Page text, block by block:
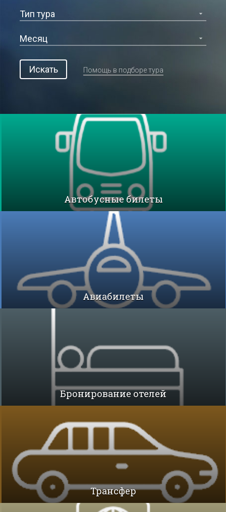
Искать Помощь в подборе тура
Автобусные билеты
Авиабилеты
Бронирование отелей
Трансфер